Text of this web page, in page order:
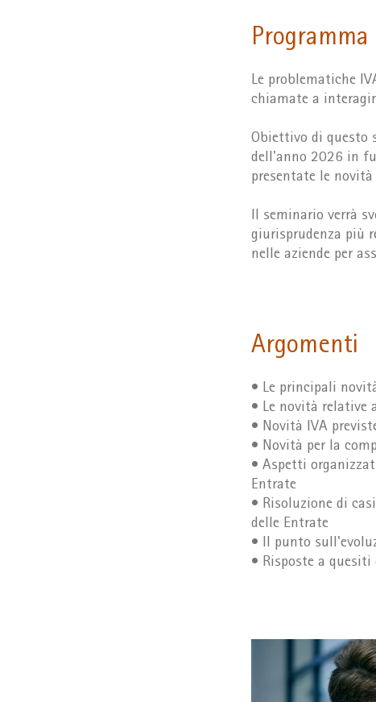
Programma
Le problematiche
chiamate a
Obiettivo di questo
dell'anno 2026 in
presentate le
Il seminario verrà
giurisprudenza più
nelle aziende per
Argomenti
• Le principali
• Le novità relative
• Novità IVA
• Novità per la
• Aspetti
Entrate
• Risoluzione di
delle Entrate
• Il punto
• Risposte a